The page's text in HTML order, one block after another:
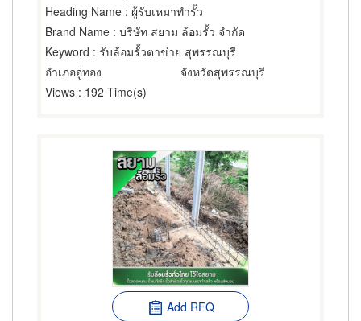
Heading Name : ผู้รับเหมาทำรั้ว
Brand Name : บริษัท สยาม ล้อมรั้ว จำกัด
Keyword : รับล้อมรั้วตาข่าย สุพรรณบุรี
อำเภออู่ทอง
จังหวัดสุพรรณบุรี
Views : 192 Time(s)
Add RFQ